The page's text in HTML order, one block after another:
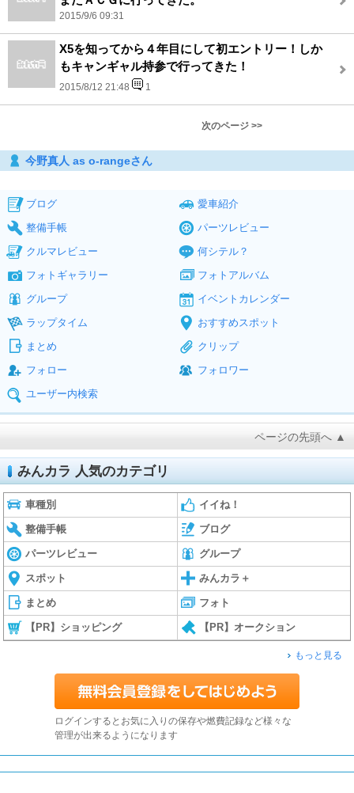
2015/9/6 09:31
X5を知ってから４年目にして初エントリー！しか
もキャンギャル持参で行ってきた！
2015/8/12 21:48 1
次のページ >>
今野真人 as o-rangeさん
ブログ
愛車紹介
整備手帳
パーツレビュー
クルマレビュー
何シテル？
フォトギャラリー
フォトアルバム
グループ
イベントカレンダー
ラップタイム
おすすめスポット
まとめ
クリップ
フォロー
フォロワー
ユーザー内検索
ページの先頭へ ▲
みんカラ 人気のカテゴリ
車種別 イイね！
整備手帳 ブログ
パーツレビュー グループ
スポット みんカラ＋
まとめ フォト
【PR】ショッピング 【PR】オークション
もっと見る
ログインするとお気に入りの保存や燃費記録など様々な
管理が出来るようになります